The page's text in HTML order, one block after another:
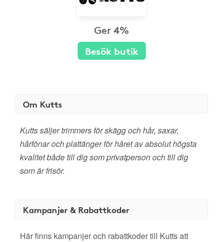
Ger 4%
Besök butik
Om Kutts
Kutts säljer trimmers för skägg och hår, saxar,
hårfönar och plattänger för håret av absolut högsta
kvalitet både till dig som privatperson och till dig
som är frisör.
Kampanjer & Rabattkoder
Här finns kampanjer och rabattkoder till Kutts att